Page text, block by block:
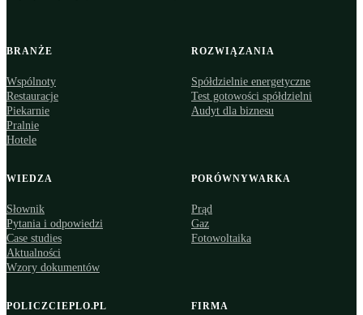
BRANŻE
Wspólnoty
Restauracje
Piekarnie
Pralnie
Hotele
ROZWIĄZANIA
Spółdzielnie energetyczne
Test gotowości spółdzielni
Audyt dla biznesu
WIEDZA
Słownik
Pytania i odpowiedzi
Case studies
Aktualności
Wzory dokumentów
PORÓWNYWARKA
Prąd
Gaz
Fotowoltaika
POLICZCIEPLO.PL FIRMA